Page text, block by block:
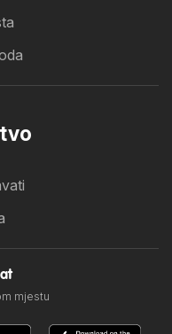
mjestu